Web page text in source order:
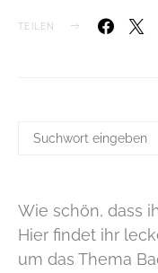
TEILEN
SUCHE
Wie schön, dass
Hier findet ihr
um das Thema